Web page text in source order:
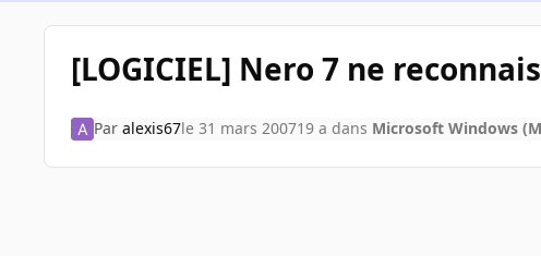
[LOGICIEL] Nero 7 ne
Par alexis67le 31 mars 200719 a dans Microsoft Windows